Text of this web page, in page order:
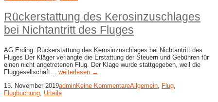
Rückerstattung des Kerosinzuschlages
bei Nichtantritt des Fluges
AG Erding: Rückerstattung des Kerosinzuschlages bei Nichtantritt des
Fluges Der Kläger verlangte die Erstattung der Steuern und Gebühren für
einen nicht angetretenen Flug. Der Klage wurde stattgegeben, weil die
Fluggesellschaft… weiterlesen →
15. November 2019adminKeine KommentareAllgemein Flug
Flugbuchung Urteile